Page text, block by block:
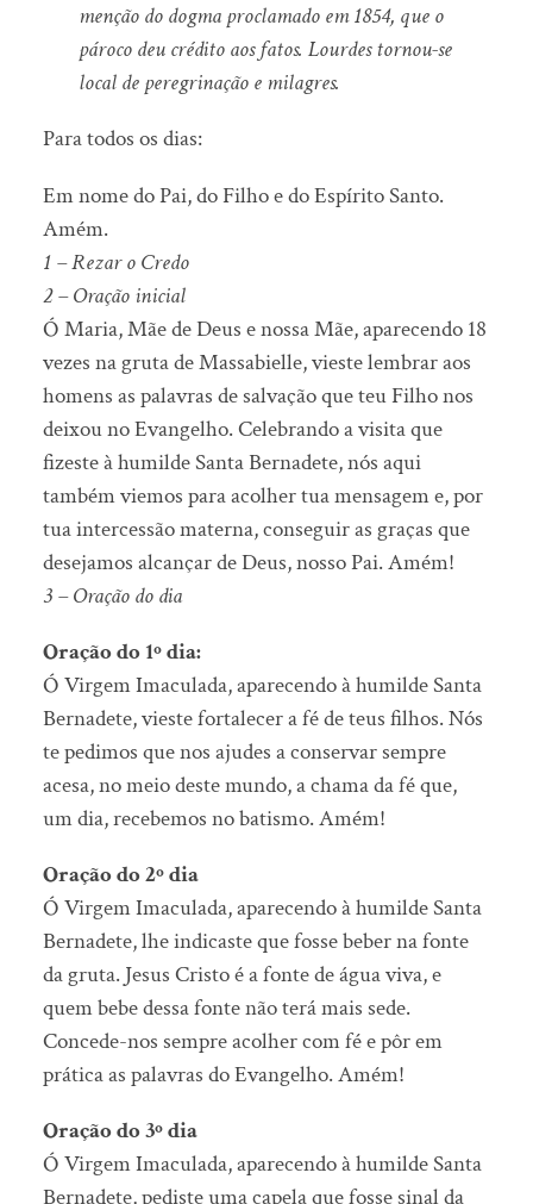
menção do dogma proclamado em 1854, que o
pároco deu crédito aos fatos. Lourdes tornou-se
local de peregrinação e milagres.
Para todos os dias:
Em nome do Pai, do Filho e do Espírito Santo.
Amém.
1 – Rezar o Credo
2 – Oração inicial
Ó Maria, Mãe de Deus e nossa Mãe, aparecendo 18
vezes na gruta de Massabielle, vieste lembrar aos
homens as palavras de salvação que teu Filho nos
deixou no Evangelho. Celebrando a visita que
fizeste à humilde Santa Bernadete, nós aqui
também viemos para acolher tua mensagem e, por
tua intercessão materna, conseguir as graças que
desejamos alcançar de Deus, nosso Pai. Amém!
3 – Oração do dia
Oração do 1º dia:
Ó Virgem Imaculada, aparecendo à humilde Santa
Bernadete, vieste fortalecer a fé de teus filhos. Nós
te pedimos que nos ajudes a conservar sempre
acesa, no meio deste mundo, a chama da fé que,
um dia, recebemos no batismo. Amém!
Oração do 2º dia
Ó Virgem Imaculada, aparecendo à humilde Santa
Bernadete, lhe indicaste que fosse beber na fonte
da gruta. Jesus Cristo é a fonte de água viva, e
quem bebe dessa fonte não terá mais sede.
Concede-nos sempre acolher com fé e pôr em
prática as palavras do Evangelho. Amém!
Oração do 3º dia
Ó Virgem Imaculada, aparecendo à humilde Santa
Bernadete, pediste uma capela que fosse sinal da